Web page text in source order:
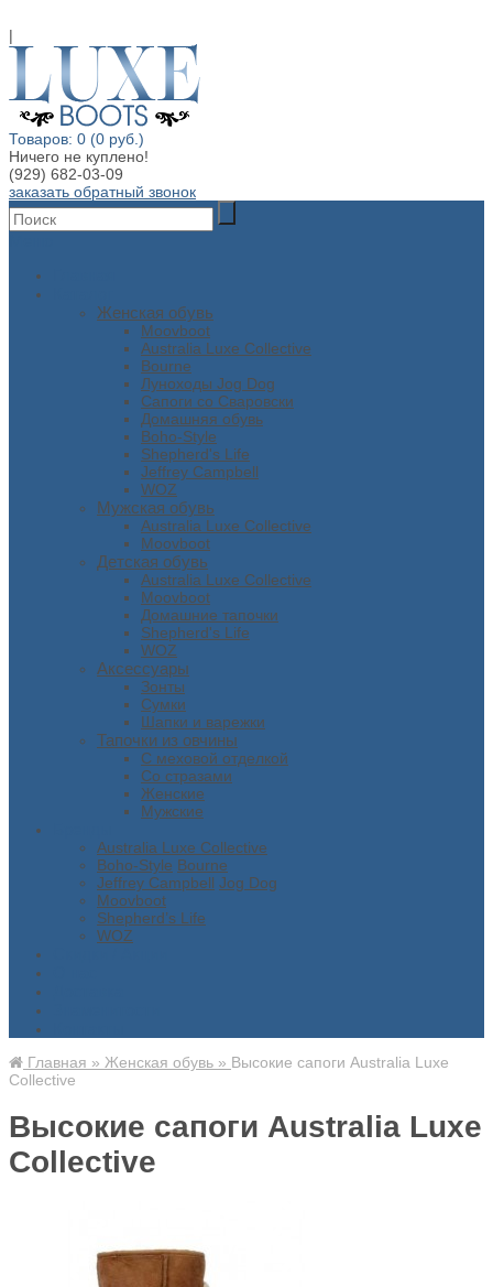
|
Товаров: 0 (0 руб.)
Ничего не куплено!
(929) 682-03-09
заказать обратный звонок
Женская обувь
Moovboot
Australia Luxe Collective
Bourne
Луноходы Jog Dog
Сапоги со Сваровски
Домашняя обувь
Boho-Style
Shepherd's Life
Jeffrey Campbell
WOZ
Мужская обувь
Australia Luxe Collective
Moovboot
Детская обувь
Australia Luxe Collective
Moovboot
Домашние тапочки
Shepherd's Life
WOZ
Аксессуары
Зонты
Сумки
Шапки и варежки
Тапочки из овчины
С меховой отделкой
Со стразами
Женские
Мужские
Australia Luxe Collective
Boho-Style Bourne
Jeffrey Campbell Jog Dog
Moovboot
Shepherd’s Life
WOZ
Главная » Женская обувь » Высокие сапоги Australia Luxe
Collective
Высокие сапоги Australia Luxe
Collective